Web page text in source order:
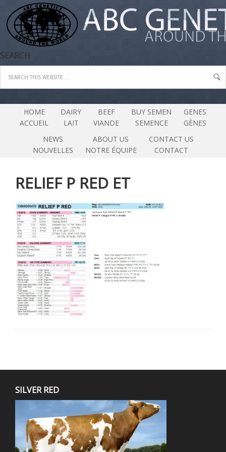
SEARCH
HOME
ACCUEIL
DAIRY
LAIT
BEEF
VIANDE
BUY SEMEN
SEMENCE
GENES
GÈNES
NEWS
NOUVELLES
ABOUT US
NOTRE ÉQUIPE
CONTACT US
CONTACT
RELIEF P RED ET
SILVER RED